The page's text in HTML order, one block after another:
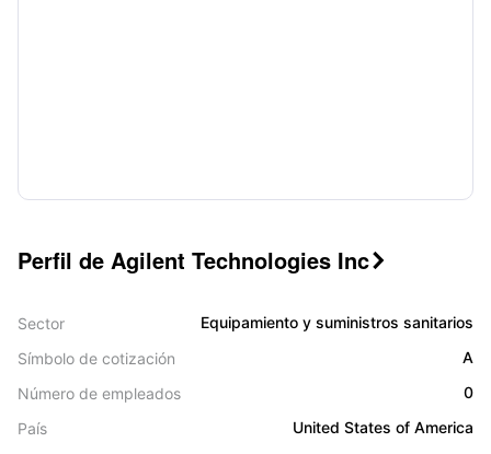
Perfil de Agilent Technologies Inc
Sector
Equipamiento y suministros sanitarios
Símbolo de cotización
A
Número de empleados
0
País
United States of America